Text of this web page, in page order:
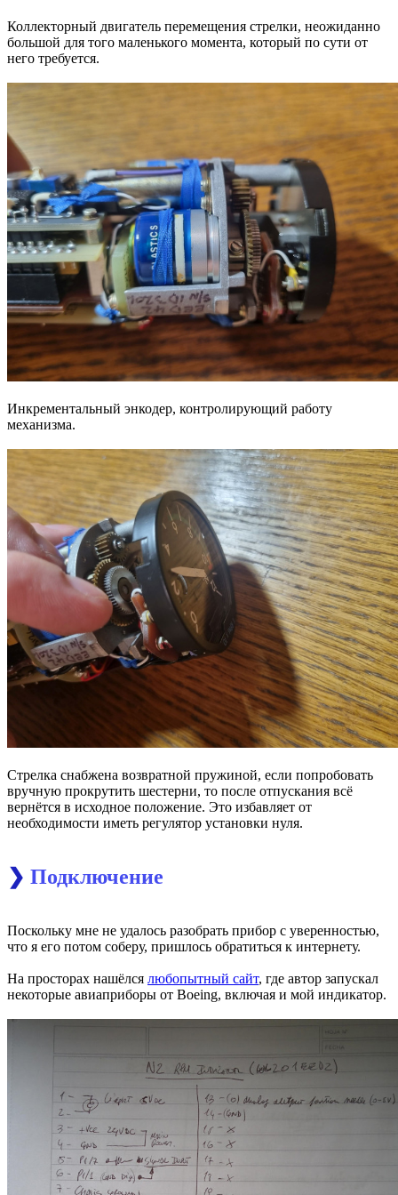
Коллекторный двигатель перемещения стрелки, неожиданно
большой для того маленького момента, который по сути от
него требуется.
Инкрементальный энкодер, контролирующий работу
механизма.
Стрелка снабжена возвратной пружиной, если попробовать
вручную прокрутить шестерни, то после отпускания всё
вернётся в исходное положение. Это избавляет от
необходимости иметь регулятор установки нуля.
❯ Подключение
Поскольку мне не удалось разобрать прибор с уверенностью,
что я его потом соберу, пришлось обратиться к интернету.
На просторах нашёлся любопытный сайт, где автор запускал
некоторые авиаприборы от Boeing, включая и мой индикатор.